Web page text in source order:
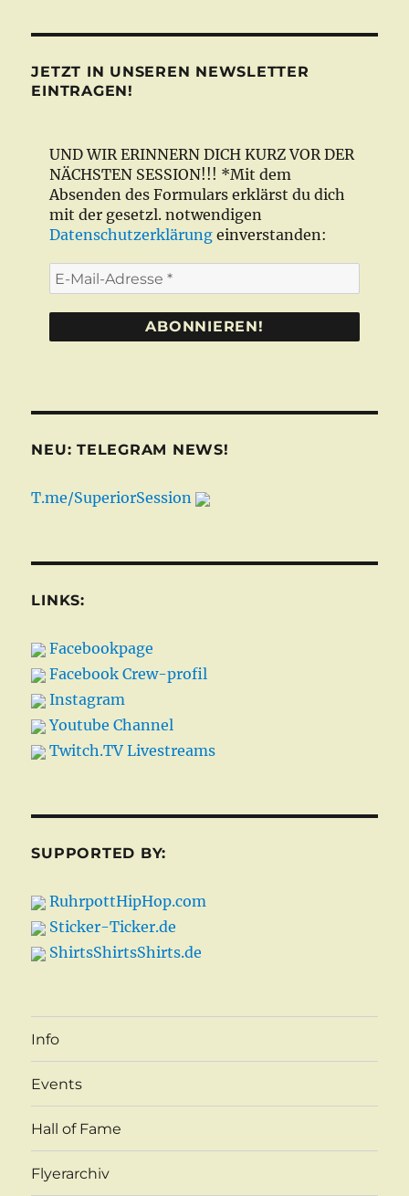
JETZT IN UNSEREN NEWSLETTER
EINTRAGEN!
UND WIR ERINNERN DICH KURZ VOR DER
NÄCHSTEN SESSION!!! *Mit dem
Absenden des Formulars erklärst du dich
mit der gesetzl. notwendigen
Datenschutzerklärung einverstanden:
E-
Mail-
Adresse
NEU: TELEGRAM NEWS!
T.me/SuperiorSession
LINKS:
Facebookpage
Facebook Crew-profil
Instagram
Youtube Channel
Twitch.TV Livestreams
SUPPORTED BY:
RuhrpottHipHop.com
Sticker-Ticker.de
ShirtsShirtsShirts.de
Info
Events
Hall of Fame
Flyerarchiv